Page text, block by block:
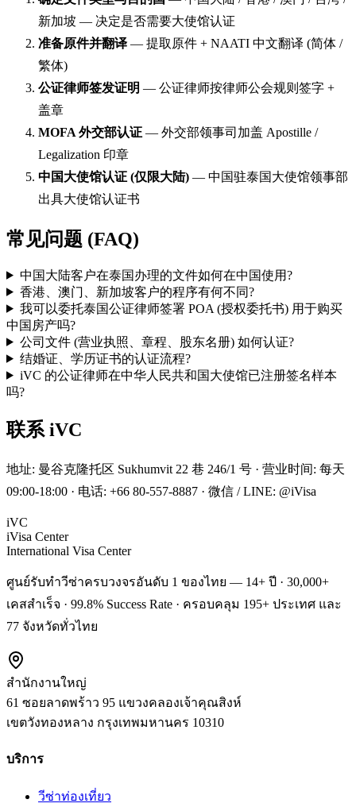
新加坡 — 决定是否需要大使馆认证
准备原件并翻译 — 提取原件 + NAATI 中文翻译 (简体 /
繁体)
公证律师签发证明 — 公证律师按律师公会规则签字 +
盖章
MOFA 外交部认证 — 外交部领事司加盖 Apostille /
Legalization 印章
中国大使馆认证 (仅限大陆) — 中国驻泰国大使馆领事部
出具大使馆认证书
常见问题 (FAQ)
中国大陆客户在泰国办理的文件如何在中国使用?
香港、澳门、新加坡客户的程序有何不同?
我可以委托泰国公证律师签署 POA (授权委托书) 用于购买
中国房产吗?
公司文件 (营业执照、章程、股东名册) 如何认证?
结婚证、学历证书的认证流程?
iVC 的公证律师在中华人民共和国大使馆已注册签名样本
吗?
联系 iVC
地址: 曼谷克隆托区 Sukhumvit 22 巷 246/1 号 · 营业时间: 每天
09:00-18:00 · 电话: +66 80-557-8887 · 微信 / LINE: @iVisa
iVC
iVisa Center
International Visa Center
ศูนย์รับทำวีซ่าครบวงจรอันดับ 1 ของไทย — 14+ ปี · 30,000+
เคสสำเร็จ · 99.8% Success Rate · ครอบคลุม 195+ ประเทศ และ
77 จังหวัดทั่วไทย
สำนักงานใหญ่
61 ซอยลาดพร้าว 95 แขวงคลองเจ้าคุณสิงห์
เขตวังทองหลาง กรุงเทพมหานคร 10310
บริการ
วีซ่าท่องเที่ยว